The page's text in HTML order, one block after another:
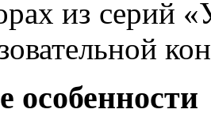
из серий